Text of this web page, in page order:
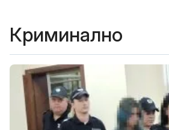
Криминално